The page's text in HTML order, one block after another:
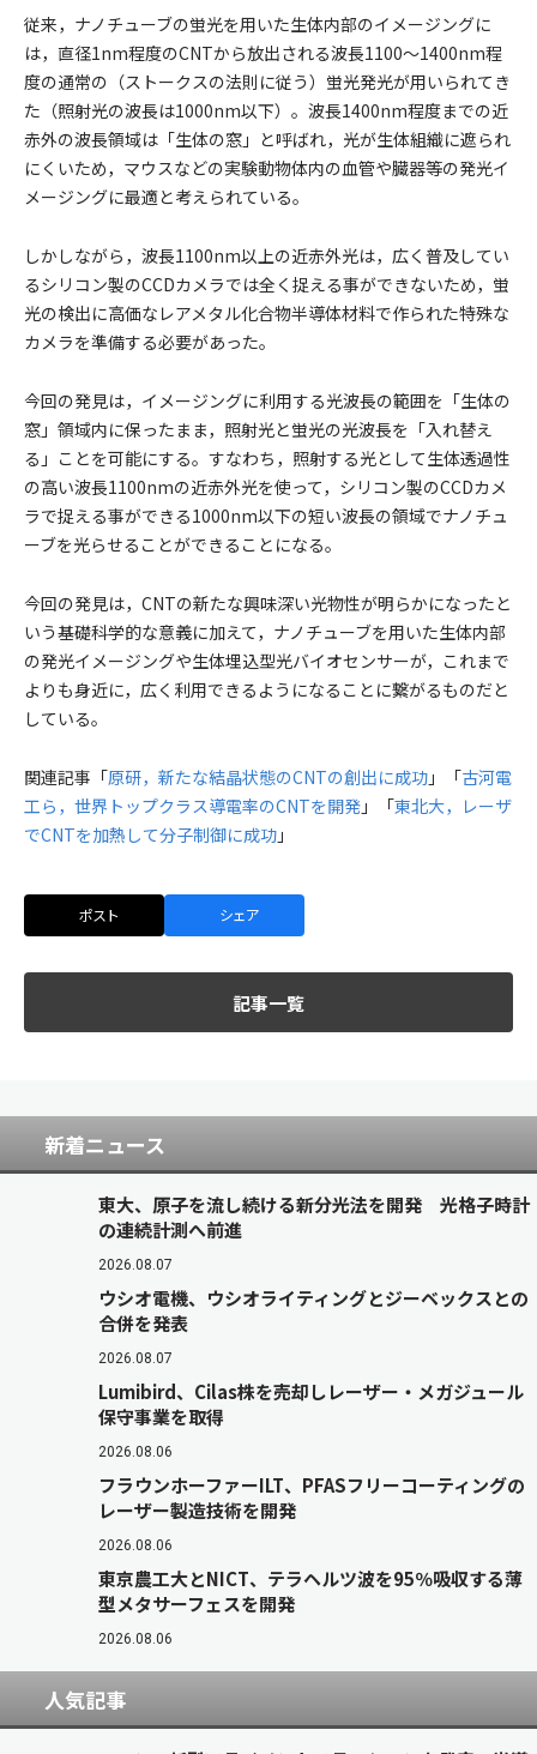
従来，ナノチューブの蛍光を用いた生体内部のイメージングに
は，直径1nm程度のCNTから放出される波長1100〜1400nm程
度の通常の（ストークスの法則に従う）蛍光発光が用いられてき
た（照射光の波長は1000nm以下）。波長1400nm程度までの近
赤外の波長領域は「生体の窓」と呼ばれ，光が生体組織に遮られ
にくいため，マウスなどの実験動物体内の血管や臓器等の発光イ
メージングに最適と考えられている。
しかしながら，波長1100nm以上の近赤外光は，広く普及してい
るシリコン製のCCDカメラでは全く捉える事ができないため，蛍
光の検出に高価なレアメタル化合物半導体材料で作られた特殊な
カメラを準備する必要があった。
今回の発見は，イメージングに利用する光波長の範囲を「生体の
窓」領域内に保ったまま，照射光と蛍光の光波長を「入れ替え
る」ことを可能にする。すなわち，照射する光として生体透過性
の高い波長1100nmの近赤外光を使って，シリコン製のCCDカメ
ラで捉える事ができる1000nm以下の短い波長の領域でナノチュ
ーブを光らせることができることになる。
今回の発見は，CNTの新たな興味深い光物性が明らかになったと
いう基礎科学的な意義に加えて，ナノチューブを用いた生体内部
の発光イメージングや生体埋込型光バイオセンサーが，これまで
よりも身近に，広く利用できるようになることに繋がるものだと
している。
関連記事「原研，新たな結晶状態のCNTの創出に成功 」「古河電
工ら，世界トップクラス導電率のCNTを開発 」「東北大，レーザ
でCNTを加熱して分子制御に成功 」
ポスト シェア
記事一覧
新着ニュース
東大、原子を流し続ける新分光法を開発 光格子時計
の連続計測へ前進
2026.08.07
ウシオ電機、ウシオライティングとジーベックスとの
合併を発表
2026.08.07
Lumibird、Cilas株を売却しレーザー・メガジュール
保守事業を取得
2026.08.06
フラウンホーファーILT、PFASフリーコーティングの
レーザー製造技術を開発
2026.08.06
東京農工大とNICT、テラヘルツ波を95％吸収する薄
型メタサーフェスを開発
2026.08.06
人気記事